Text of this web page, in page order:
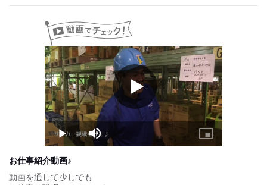
既婚者：60,000円/年
独身者：10,000円
既婚者：12,000円/月
扶養者1人につき10,000円/月
子1人目：8,000円、子2人目：4,000円
子3人目以降：1人2,000円/月
60歳以上の父母：1,000円/月
※家族手当は試用期間終了後に対象になります。
試用期間：あり
Play
Play Mute
Picture-
in-
お仕事紹介動画♪
動画を通して少しでも